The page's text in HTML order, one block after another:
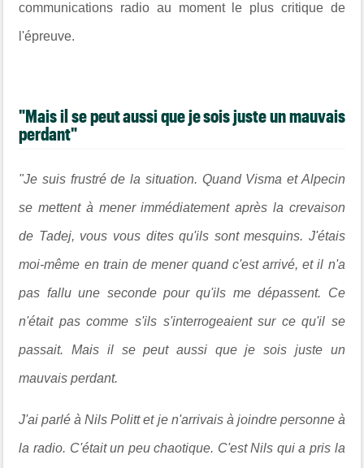
communications radio au moment le plus critique de
l'épreuve.
"Mais il se peut aussi que je sois juste un mauvais
perdant"
"Je suis frustré de la situation. Quand Visma et Alpecin
se mettent à mener immédiatement après la crevaison
de Tadej, vous vous dites qu'ils sont mesquins. J'étais
moi-même en train de mener quand c'est arrivé, et il n'a
pas fallu une seconde pour qu'ils me dépassent. Ce
n'était pas comme s'ils s'interrogeaient sur ce qu'il se
passait. Mais il se peut aussi que je sois juste un
mauvais perdant.
J'ai parlé à Nils Politt et je n'arrivais à joindre personne à
la radio. C'était un peu chaotique. C'est Nils qui a pris la